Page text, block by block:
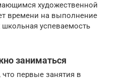
художественной
времени на выполнение
успеваемость
заниматься
первые занятия в